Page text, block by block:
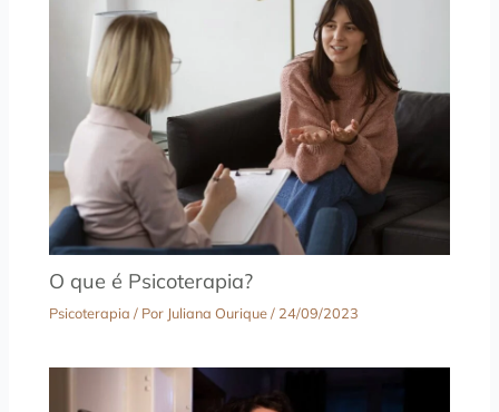
O que é Psicoterapia?
Psicoterapia / Por Juliana Ourique/ 24/09/2023